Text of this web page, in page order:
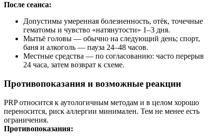
После сеанса:
Допустимы умеренная болезненность, отёк, точечные
гематомы и чувство «натянутости» 1–3 дня.
Мытьё головы — обычно на следующий день; спорт,
баня и алкоголь — пауза 24–48 часов.
Местные средства — по согласованию: часто перерыв
24 часа, затем возврат к схеме.
Противопоказания и возможные реакции
PRP относится к аутологичным методам и в целом хорошо
переносится, риск аллергии минимален. Тем не менее есть
ограничения.
Противопоказания: